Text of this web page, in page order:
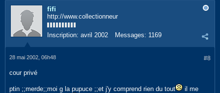
fifi
http://www.collectionneur
Inscription: avril 2002 Messages: 1169
#8
28 mai 2002, 06h48
cour privé
ptin ;;merde;;moi g la pupuce ;;et j'y comprend rien du tout
il me